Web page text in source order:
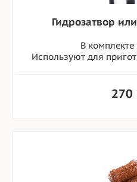
Гидрозатвор
В
Используют для
270